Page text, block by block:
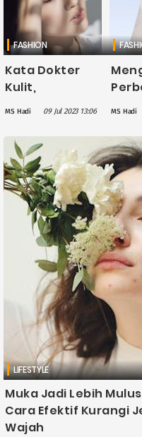
FASHION
Kata Dokter
Kulit,
Suplemen
Bisa
Dikonsumsi
Mulai Usia 20
Tahun untuk
Jaga
Elastisitas Kulit
MS Hadi 09 Jul 2023 13:06 MS Hadi
LIFESTYLE
Muka Jadi Lebih
Cara Efektif Kurangi
Wajah